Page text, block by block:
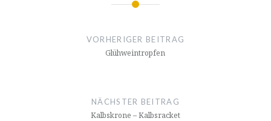
NavigationVORHERIGER BEITRAG
Glühweintropfen
NÄCHSTER BEITRAG
Kalbskrone – Kalbsracket